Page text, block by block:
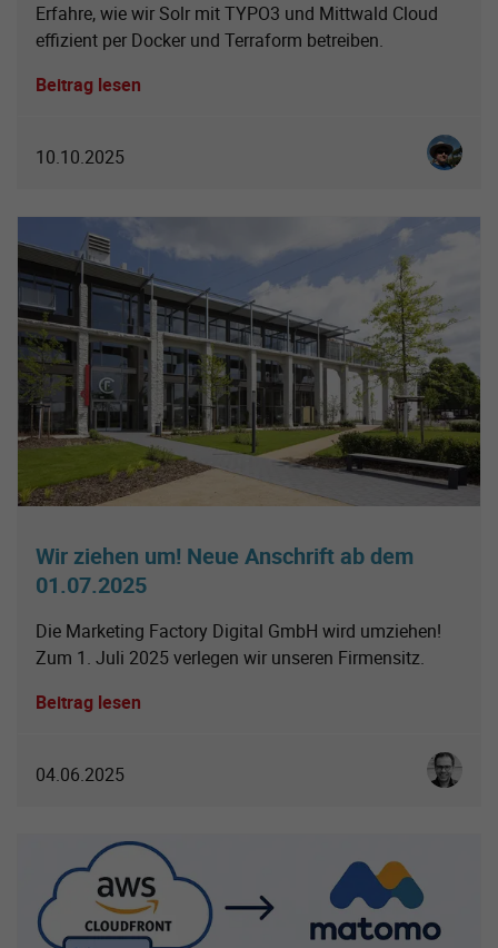
Erfahre, wie wir Solr mit TYPO3 und Mittwald Cloud
effizient per Docker und Terraform betreiben.
Beitrag lesen
10.10.2025
Wir ziehen um! Neue Anschrift ab dem
01.07.2025
Die Marketing Factory Digital GmbH wird umziehen!
Zum 1. Juli 2025 verlegen wir unseren Firmensitz.
Beitrag lesen
04.06.2025